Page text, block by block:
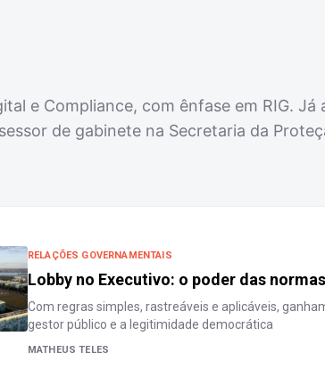
e Compliance, com ênfase em RIG. Já
de gabinete na Secretaria da
RELAÇÕES GOVERNAMENTAIS
Lobby no Executivo: o poder das
Com regras simples, rastreáveis e aplicáveis,
gestor público e a legitimidade democrática
MATHEUS TELES